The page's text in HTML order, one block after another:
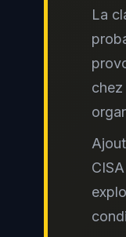
sans
cette
les
— restez
et sur
La